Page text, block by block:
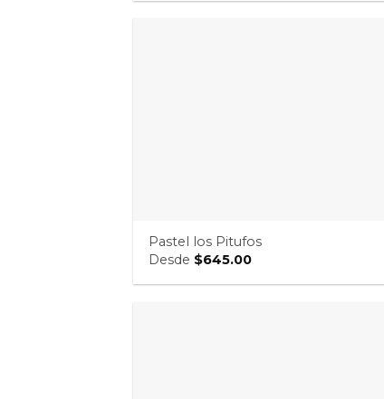
Pastel los Pitufos
Desde $645.00